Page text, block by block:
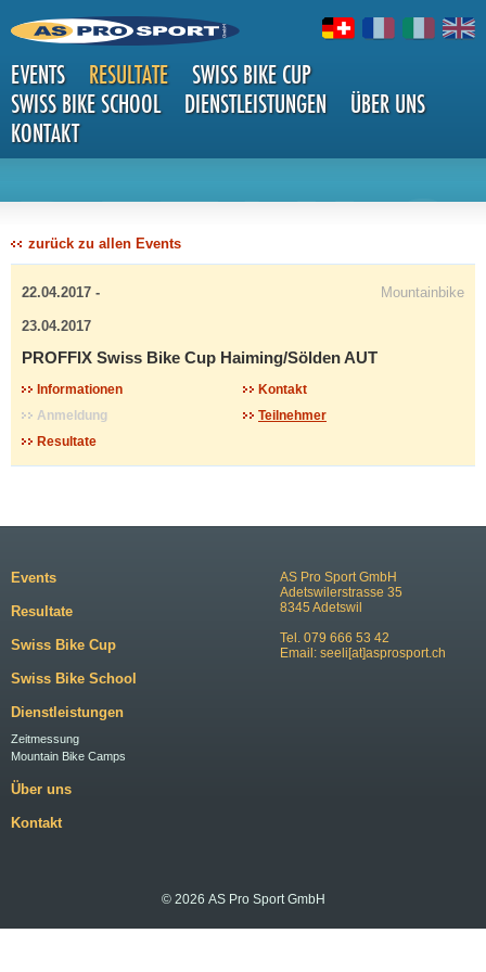
EVENTS RESULTATE
SWISS BIKE CUP
SWISS BIKE SCHOOL
DIENSTLEISTUNGEN
ÜBER UNS
KONTAKT
DETAILS
zurück zu allen Events
22.04.2017 -
23.04.2017
Mountainbike
PROFFIX Swiss Bike Cup Haiming/Sölden AUT
Informationen
Kontakt
Anmeldung
Teilnehmer
Resultate
AS Pro Sport GmbH
Adetswilerstrasse 35
8345 Adetswil
Tel. 079 666 53 42
Email: seeli[at]asprosport.ch
Events
Resultate
Swiss Bike Cup
Swiss Bike School
Dienstleistungen
Zeitmessung
Mountain Bike Camps
Über uns
Kontakt
© 2026 AS Pro Sport GmbH